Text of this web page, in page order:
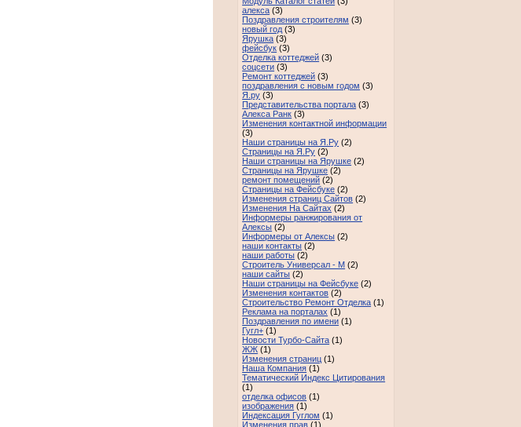
алекса (3)
Поздравления строителям (3)
новый год (3)
Ярушка (3)
фейсбук (3)
Отделка коттеджей (3)
соцсети (3)
Ремонт коттеджей (3)
поздравления с новым годом (3)
Я.ру (3)
Представительства портала (3)
Алекса Ранк (3)
Изменения контактной информации
(3)
Наши страницы на Я.Ру (2)
Страницы на Я.Ру (2)
Наши страницы на Ярушке (2)
Страницы на Ярушке (2)
ремонт помещений (2)
Страницы на Фейсбуке (2)
Изменения страниц Сайтов (2)
Изменения На Сайтах (2)
Информеры ранжирования от
Алексы (2)
Информеры от Алексы (2)
наши контакты (2)
наши работы (2)
Строитель Универсал - М (2)
наши сайты (2)
Наши страницы на Фейсбуке (2)
Изменения контактов (2)
Строительство Ремонт Отделка (1)
Реклама на порталах (1)
Поздравления по имени (1)
Гугл+ (1)
Новости Турбо-Сайта (1)
ЖЖ (1)
Изменения страниц (1)
Наша Компания (1)
Тематический Индекс Цитирования
(1)
отделка офисов (1)
изображения (1)
Индексация Гуглом (1)
Изменения прав (1)